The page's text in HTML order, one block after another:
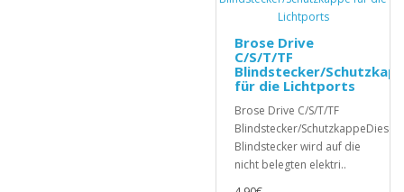
Brose Drive
C/S/T/TF
Blindstecker/
für die Lichtports
Brose Drive C/S/T/TF
Blindstecker/SchutzkappeDieser
Blindstecker wird auf die
nicht belegten elektri..